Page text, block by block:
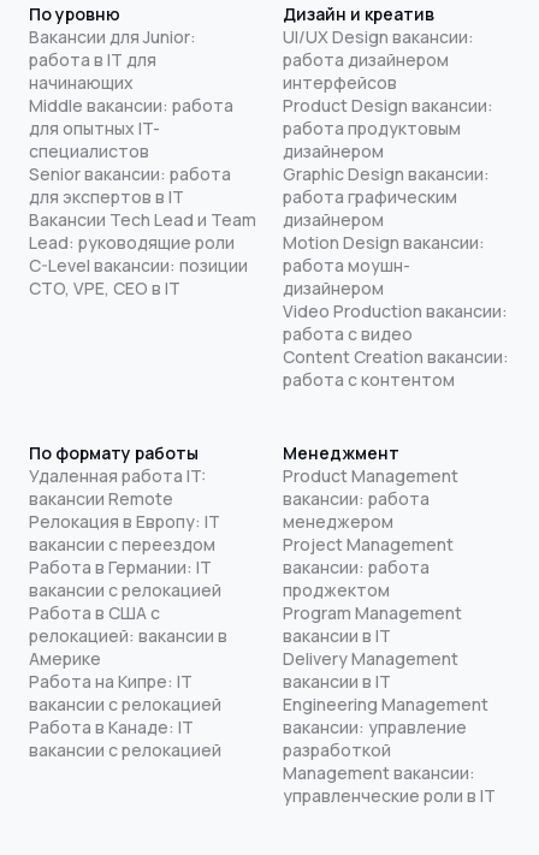
По уровню
Вакансии для Junior:
работа в IT для
начинающих
Middle вакансии: работа
для опытных IT-
специалистов
Senior вакансии: работа
для экспертов в IT
Вакансии Tech Lead и Team
Lead: руководящие роли
C-Level вакансии: позиции
CTO, VPE, CEO в IT
Дизайн и креатив
UI/UX Design вакансии:
работа дизайнером
интерфейсов
Product Design вакансии:
работа продуктовым
дизайнером
Graphic Design вакансии:
работа графическим
дизайнером
Motion Design вакансии:
работа моушн-
дизайнером
Video Production вакансии:
работа с видео
Content Creation вакансии:
работа с контентом
По формату работы
Удаленная работа IT:
вакансии Remote
Релокация в Европу: IT
вакансии с переездом
Работа в Германии: IT
вакансии с релокацией
Работа в США с
релокацией: вакансии в
Америке
Работа на Кипре: IT
вакансии с релокацией
Работа в Канаде: IT
вакансии с релокацией
Менеджмент
Product Management
вакансии: работа
менеджером
Project Management
вакансии: работа
проджектом
Program Management
вакансии в IT
Delivery Management
вакансии в IT
Engineering Management
вакансии: управление
разработкой
Management вакансии:
управленческие роли в IT